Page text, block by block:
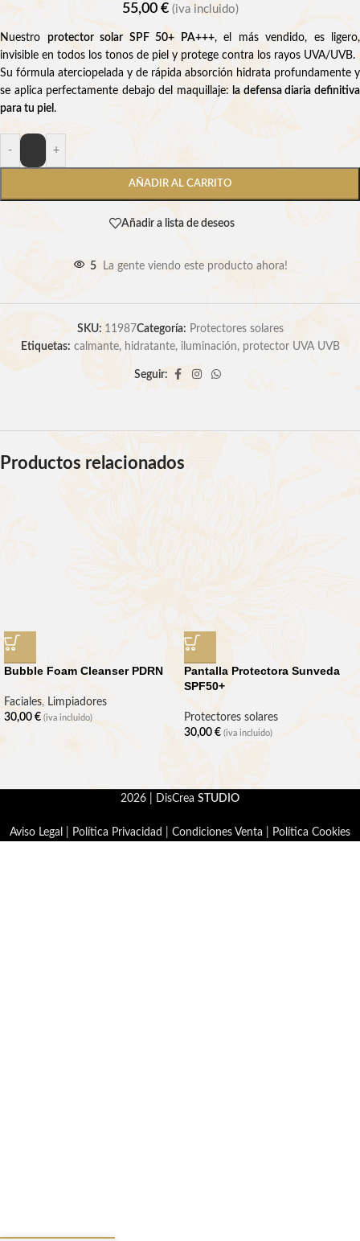
55,00 € (iva incluido)
Nuestro protector solar SPF 50+ PA+++, el más vendido, es ligero,
invisible en todos los tonos de piel y protege contra los rayos UVA/UVB.
Su fórmula aterciopelada y de rápida absorción hidrata profundamente y
se aplica perfectamente debajo del maquillaje: la defensa diaria definitiva
para tu piel .
- +
AÑADIR AL CARRITO
Añadir a lista de deseos
5 La gente viendo este producto ahora!
SKU: 11987Categoría: Protectores solares
Etiquetas: calmante, hidratante, iluminación, protector UVA UVB
Seguir:
Productos relacionados
Bubble Foam Cleanser PDRN
Faciales, Limpiadores
30,00 € (iva incluido)
Pantalla Protectora Sunveda
SPF50+
Protectores solares
30,00 € (iva incluido)
2026 | DisCrea STUDIO
Aviso Legal Política Privacidad Condiciones Venta Política Cookies